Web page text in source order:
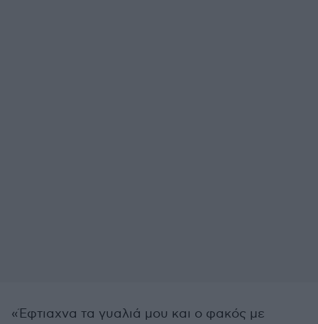
«Έφτιαχνα τα γυαλιά μου και ο φακός με